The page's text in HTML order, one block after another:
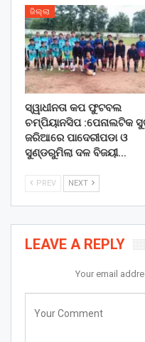
ଜିଲ୍ଲା
ସ୍ୱାଧୀନତା କପ ଫୁଟବଲ
ଚମ୍ପିୟାନସିପ :ପେନାଲଟିକ
ଜରିଆରେ ପାଦେରୀପଡା ଓ
ସୁଣ୍ଡରୁମିଲା ଦଳ ବିଜୟୀ…
PREV NEXT
LEAVE A REPLY
Your email